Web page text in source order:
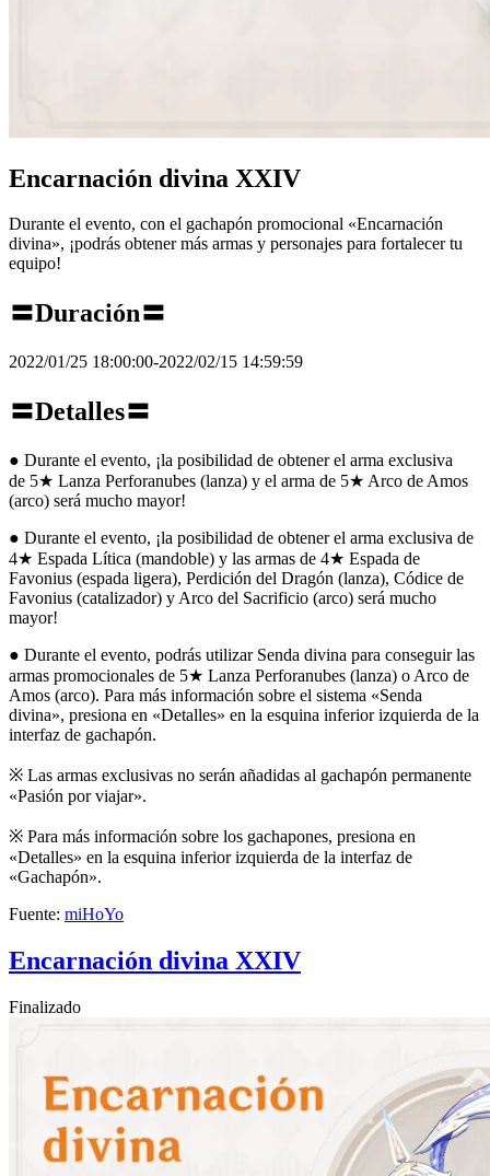
Encarnación divina XXIV
Durante el evento, con el gachapón promocional «Encarnación
divina», ¡podrás obtener más armas y personajes para fortalecer tu
equipo!
〓Duración〓
2022/01/25 18:00:00-2022/02/15 14:59:59
〓Detalles〓
● Durante el evento, ¡la posibilidad de obtener el arma exclusiva
de 5★ Lanza Perforanubes (lanza) y el arma de 5★ Arco de Amos
(arco) será mucho mayor!
● Durante el evento, ¡la posibilidad de obtener el arma exclusiva de
4★ Espada Lítica (mandoble) y las armas de 4★ Espada de
Favonius (espada ligera), Perdición del Dragón (lanza), Códice de
Favonius (catalizador) y Arco del Sacrificio (arco) será mucho
mayor!
● Durante el evento, podrás utilizar Senda divina para conseguir las
armas promocionales de 5★ Lanza Perforanubes (lanza) o Arco de
Amos (arco). Para más información sobre el sistema «Senda
divina», presiona en «Detalles» en la esquina inferior izquierda de la
interfaz de gachapón.
※ Las armas exclusivas no serán añadidas al gachapón permanente
«Pasión por viajar».
※ Para más información sobre los gachapones, presiona en
«Detalles» en la esquina inferior izquierda de la interfaz de
«Gachapón».
Fuente: miHoYo
Encarnación divina XXIV
Finalizado